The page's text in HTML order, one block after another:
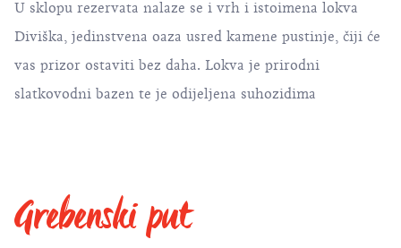
U sklopu rezervata nalaze se i vrh i istoimena lokva
Diviška, jedinstvena oaza usred kamene pustinje, čiji će
vas prizor ostaviti bez daha. Lokva je prirodni
slatkovodni bazen te je odijeljena suhozidima
Grebenski put